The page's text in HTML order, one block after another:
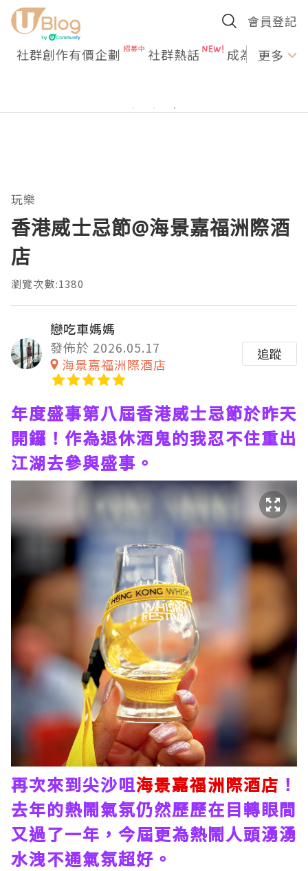
會員登記
社群創作有價企劃 社群熱話 成為U更多
玩樂
香港威士忌節@海景嘉福洲際酒
店
瀏覽次數:1380
戀吃車媽媽
發佈於 2026.05.17
海景嘉福洲際酒店
追蹤
年度盛事第八屆香港威士忌節於昨天
開鑼！作為退休酒鬼的我忍不住重出
江湖去參與盛事。
再次來到尖沙咀海景嘉福洲際酒店 ！
去年的熱鬧氣氛仍然歷歷在目轉眼間
又過了一年，今屆更為熱鬧人頭湧湧
水洩不通氣氛超好。